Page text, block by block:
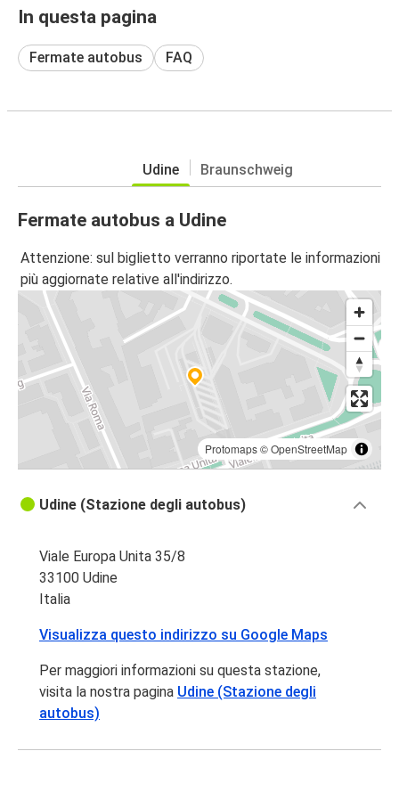
In questa pagina
Fermate autobus FAQ
Udine Braunschweig
Fermate autobus a Udine
Attenzione: sul biglietto verranno riportate le informazioni
più aggiornate relative all'indirizzo.
Protomaps©OpenStreetMap
Udine (Stazione degli autobus)
Viale Europa Unita 35/8
33100 Udine
Italia
Visualizza questo indirizzo su Google Maps
Per maggiori informazioni su questa stazione,
visita la nostra pagina Udine (Stazione degli
autobus)